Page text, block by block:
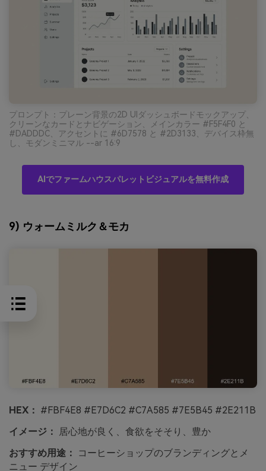
プロンプト：プレーン背景の2D UIダッシュボードモックアップ、
クリーンなカードとナビゲーション、メインカラー #F5F4F0 と
#DADDDC、アクセントに #6D7578 と #2D3133、デバイス枠無
し、モダンミニマル --ar 16:9
AIでファームハウスパレットビジュアルを無料作成
9) ウォームミルク＆モカ
HEX： #FBF4E8 #E7D6C2 #C7A585 #7E5B45 #2E211B
イメージ：
居心地が良く、食欲をそそり、豊か
おすすめ用途：
コーヒーショップのブランディングとメ
ニュー デザイン